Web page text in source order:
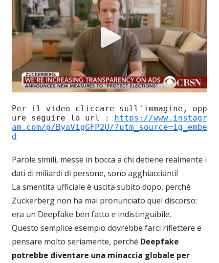
Per il video cliccare sull'immagine, opp
ure seguire la url : https://www.instagr
am.com/p/ByaVigGFP2U/?utm_source=ig_embe
d
Parole simili, messe in bocca a chi detiene realmente i
dati di miliardi di persone, sono agghiaccianti!
La smentita ufficiale è uscita subito dopo, perché
Zuckerberg non ha mai pronunciato quel discorso:
era un Deepfake ben fatto e indistinguibile.
Questo semplice esempio dovrebbe farci riflettere e
pensare molto seriamente, perché Deepfake
potrebbe diventare una minaccia globale per